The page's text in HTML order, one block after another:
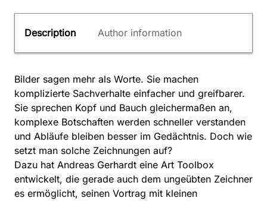
Description Author information
Bilder sagen mehr als Worte. Sie machen
komplizierte Sachverhalte einfacher und greifbarer.
Sie sprechen Kopf und Bauch gleichermaßen an,
komplexe Botschaften werden schneller verstanden
und Abläufe bleiben besser im Gedächtnis. Doch wie
setzt man solche Zeichnungen auf?
Dazu hat Andreas Gerhardt eine Art Toolbox
entwickelt, die gerade auch dem ungeübten Zeichner
es ermöglicht, seinen Vortrag mit kleinen